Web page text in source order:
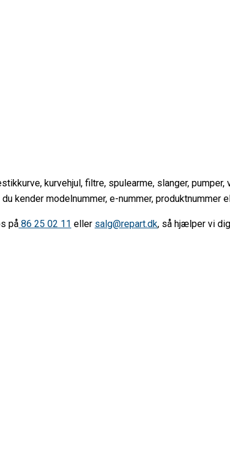
kurvehjul, filtre, spulearme, slanger,
kender modelnummer, e-nummer, produktnummer
på 86 25 02 11 eller salg@repart.dk, så hjælper vi